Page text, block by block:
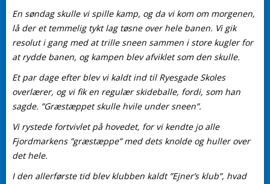
En søndag skulle vi spille kamp, og da vi kom om morgenen,
lå der et temmelig tykt lag tøsne over hele banen. Vi gik
resolut i gang med at trille sneen sammen i store kugler for
at rydde banen, og kampen blev afviklet som den skulle.
Et par dage efter blev vi kaldt ind til Ryesgade Skoles
overlærer, og vi fik en regulær skideballe, fordi, som han
sagde. ”Græstæppet skulle hvile under sneen”.
Vi rystede fortvivlet på hovedet, for vi kendte jo alle
Fjordmarkens ”græstæppe” med dets knolde og huller over
det hele.
I den allerførste tid blev klubben kaldt ”Ejner’s klub”, hvad